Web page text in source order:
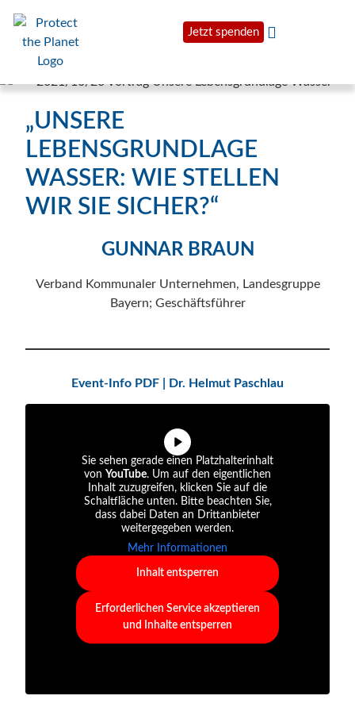
Jetzt spenden
„UNSERE
LEBENSGRUNDLAGE
WASSER: WIE STELLEN
WIR SIE SICHER?“
GUNNAR BRAUN
Verband Kommunaler Unternehmen, Landesgruppe
Bayern; Geschäftsführer
Event-Info PDF | Dr. Helmut Paschlau
Sie sehen gerade einen Platzhalterinhalt
von YouTube. Um auf den eigentlichen
Inhalt zuzugreifen, klicken Sie auf die
Schaltfläche unten. Bitte beachten Sie,
dass dabei Daten an Drittanbieter
weitergegeben werden.
Mehr Informationen
Inhalt entsperren
Erforderlichen Service akzeptieren
und Inhalte entsperren